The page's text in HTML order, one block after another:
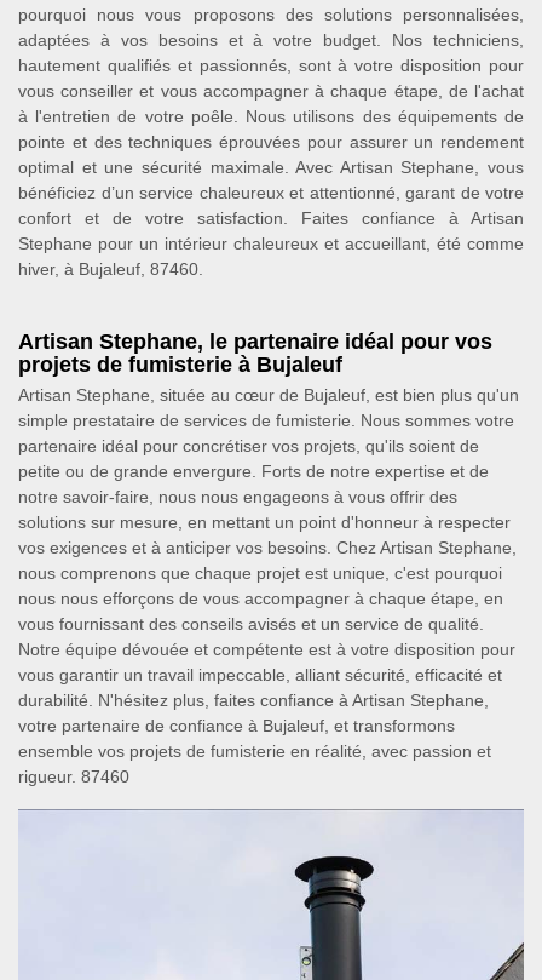
pourquoi nous vous proposons des solutions personnalisées,
adaptées à vos besoins et à votre budget. Nos techniciens,
hautement qualifiés et passionnés, sont à votre disposition pour
vous conseiller et vous accompagner à chaque étape, de l'achat
à l'entretien de votre poêle. Nous utilisons des équipements de
pointe et des techniques éprouvées pour assurer un rendement
optimal et une sécurité maximale. Avec Artisan Stephane, vous
bénéficiez d’un service chaleureux et attentionné, garant de votre
confort et de votre satisfaction. Faites confiance à Artisan
Stephane pour un intérieur chaleureux et accueillant, été comme
hiver, à Bujaleuf, 87460.
Artisan Stephane, le partenaire idéal pour vos
projets de fumisterie à Bujaleuf
Artisan Stephane, située au cœur de Bujaleuf, est bien plus qu'un
simple prestataire de services de fumisterie. Nous sommes votre
partenaire idéal pour concrétiser vos projets, qu'ils soient de
petite ou de grande envergure. Forts de notre expertise et de
notre savoir-faire, nous nous engageons à vous offrir des
solutions sur mesure, en mettant un point d'honneur à respecter
vos exigences et à anticiper vos besoins. Chez Artisan Stephane,
nous comprenons que chaque projet est unique, c'est pourquoi
nous nous efforçons de vous accompagner à chaque étape, en
vous fournissant des conseils avisés et un service de qualité.
Notre équipe dévouée et compétente est à votre disposition pour
vous garantir un travail impeccable, alliant sécurité, efficacité et
durabilité. N'hésitez plus, faites confiance à Artisan Stephane,
votre partenaire de confiance à Bujaleuf, et transformons
ensemble vos projets de fumisterie en réalité, avec passion et
rigueur. 87460